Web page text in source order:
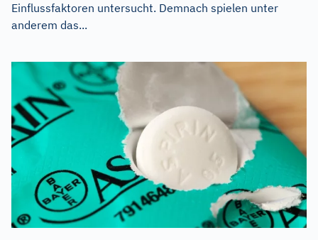
Einflussfaktoren untersucht. Demnach spielen unter
anderem das...